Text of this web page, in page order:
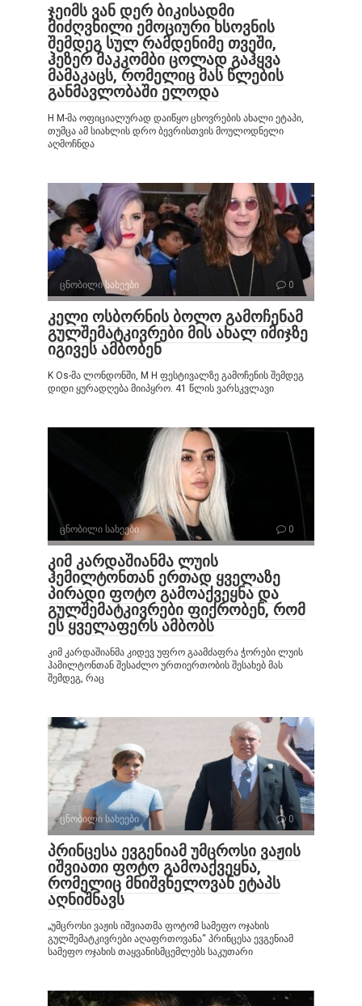
ჯეიმს ვან დერ ბიკისადმი
მიძღვნილი ემოციური ხსოვნის
შემდეგ სულ რამდენიმე თვეში,
ჰეზერ მაკკომბი ცოლად გაჰყვა
მამაკაცს, რომელიც მას წლების
განმავლობაში ელოდა
H M-მა ოფიციალურად დაიწყო ცხოვრების ახალი ეტაპი,
თუმცა ამ სიახლის დრო ბევრისთვის მოულოდნელი
აღმოჩნდა
ცნობილი სახეები 0
კელი ოსბორნის ბოლო გამოჩენამ
გულშემატკივრები მის ახალ იმიჯზე
იგივეს ამბობენ
K Os-მა ლონდონში, M H ფესტივალზე გამოჩენის შემდეგ
დიდი ყურადღება მიიპყრო. 41 წლის ვარსკვლავი
ცნობილი სახეები 0
კიმ კარდაშიანმა ლუის
ჰემილტონთან ერთად ყველაზე
პირადი ფოტო გამოაქვეყნა და
გულშემატკივრები ფიქრობენ, რომ
ეს ყველაფერს ამბობს
კიმ კარდაშიანმა კიდევ უფრო გაამძაფრა ჭორები ლუის
ჰამილტონთან შესაძლო ურთიერთობის შესახებ მას
შემდეგ, რაც
ცნობილი სახეები 0
პრინცესა ევგენიამ უმცროსი ვაჟის
იშვიათი ფოტო გამოაქვეყნა,
რომელიც მნიშვნელოვან ეტაპს
აღნიშნავს
„უმცროსი ვაჟის იშვიათმა ფოტომ სამეფო ოჯახის
გულშემატკივრები აღაფრთოვანა“ პრინცესა ევგენიამ
სამეფო ოჯახის თაყვანისმცემლებს საკუთარი